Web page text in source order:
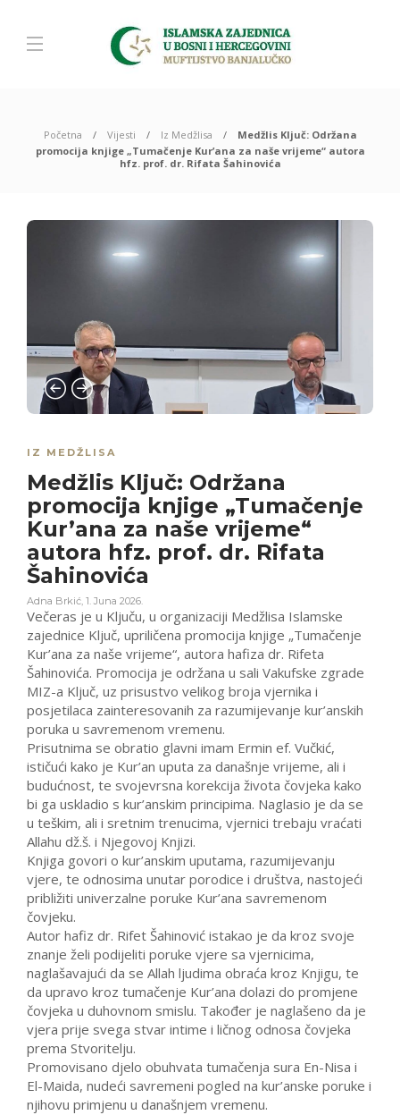
Početna Vijesti Iz Medžlisa
Medžlis Ključ: Održana
promocija knjige „Tumačenje Kur’ana za naše vrijeme“ autora
hfz. prof. dr. Rifata Šahinovića
IZ MEDŽLISA
Medžlis Ključ: Održana
promocija knjige „Tumačenje
Kur’ana za naše vrijeme“
autora hfz. prof. dr. Rifata
Šahinovića
Adna Brkić, 1. Juna 2026.
Večeras je u Ključu, u organizaciji Medžlisa Islamske
zajednice Ključ, upriličena promocija knjige „Tumačenje
Kur’ana za naše vrijeme“, autora hafiza dr. Rifeta
Šahinovića. Promocija je održana u sali Vakufske zgrade
MIZ-a Ključ, uz prisustvo velikog broja vjernika i
posjetilaca zainteresovanih za razumijevanje kur’anskih
poruka u savremenom vremenu.
Prisutnima se obratio glavni imam Ermin ef. Vučkić,
ističući kako je Kur’an uputa za današnje vrijeme, ali i
budućnost, te svojevrsna korekcija života čovjeka kako
bi ga uskladio s kur’anskim principima. Naglasio je da se
u teškim, ali i sretnim trenucima, vjernici trebaju vraćati
Allahu dž.š. i Njegovoj Knjizi.
Knjiga govori o kur’anskim uputama, razumijevanju
vjere, te odnosima unutar porodice i društva, nastojeći
približiti univerzalne poruke Kur’ana savremenom
čovjeku.
Autor hafiz dr. Rifet Šahinović istakao je da kroz svoje
znanje želi podijeliti poruke vjere sa vjernicima,
naglašavajući da se Allah ljudima obraća kroz Knjigu, te
da upravo kroz tumačenje Kur’ana dolazi do promjene
čovjeka u duhovnom smislu. Također je naglašeno da je
vjera prije svega stvar intime i ličnog odnosa čovjeka
prema Stvoritelju.
Promovisano djelo obuhvata tumačenja sura En-Nisa i
El-Maida, nudeći savremeni pogled na kur’anske poruke i
njihovu primjenu u današnjem vremenu.